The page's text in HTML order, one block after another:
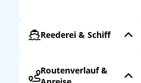
Reederei & Schiff
Routenverlauf &